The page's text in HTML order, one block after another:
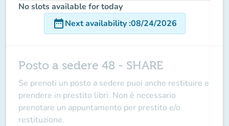
No slots available for today
date_rangeNext availability:08/24/2026
Posto a sedere 48 - SHARE
Se prenoti un posto a sedere puoi anche restituire e
prendere in prestito libri. Non è necessario
prenotare un appuntamento per prestito e/o
restituzione.